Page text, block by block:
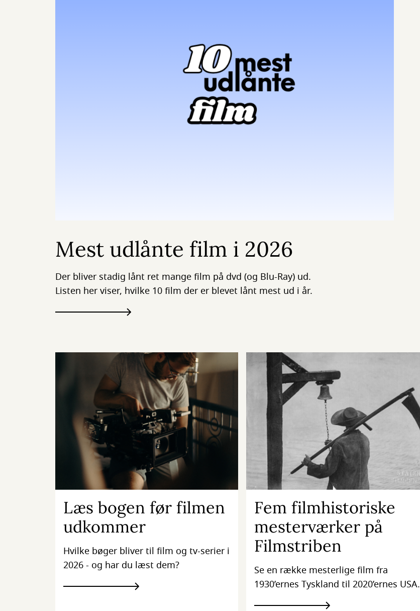
Mest udlånte film i 2026
Der bliver stadig lånt ret mange film på dvd (og Blu-Ray) ud.
Listen her viser, hvilke 10 film der er blevet lånt mest ud i år.
Læs bogen før filmen
udkommer
Hvilke bøger bliver til film og tv-serier i
2026 - og har du læst dem?
Fem filmhistoriske
mesterværker på
Filmstriben
Se en række mesterlige film fra
1930’ernes Tyskland til 2020’ernes USA.